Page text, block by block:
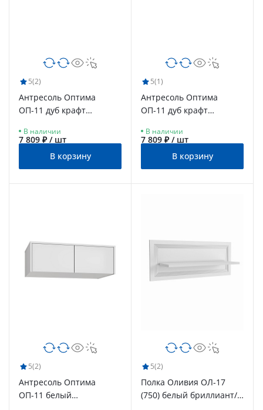
5(2)
Антресоль Оптима
ОП-11 дуб крафт
В наличии
7 809 ₽ / шт
В корзину
5(1)
Антресоль Оптима
ОП-11 дуб крафт
В наличии
7 809 ₽ / шт
В корзину
5(2)
Антресоль Оптима
ОП-11 белый
5(2)
Полка Оливия ОЛ-17
(750) белый бриллиант/